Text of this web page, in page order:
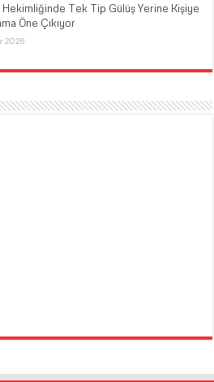
Hekimliğinde Tek Tip Gülüş Yerine Kişiye
Öne Çıkıyor
2026